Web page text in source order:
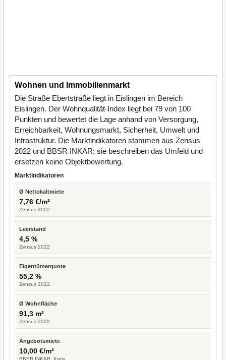
Wohnen und Immobilienmarkt
Die Straße Ebertstraße liegt in Eislingen im Bereich
Eislingen. Der Wohnqualität-Index liegt bei 79 von 100
Punkten und bewertet die Lage anhand von Versorgung,
Erreichbarkeit, Wohnungsmarkt, Sicherheit, Umwelt und
Infrastruktur. Die Marktindikatoren stammen aus Zensus
2022 und BBSR INKAR; sie beschreiben das Umfeld und
ersetzen keine Objektbewertung.
Marktindikatoren
Ø Nettokaltmiete
7,76 €/m²
Zensus 2022
Leerstand
4,5 %
Zensus 2022
Eigentümerquote
55,2 %
Zensus 2022
Ø Wohnfläche
91,3 m²
Zensus 2022
Angebotsmiete
10,00 €/m²
BBSR INKAR, Kreis